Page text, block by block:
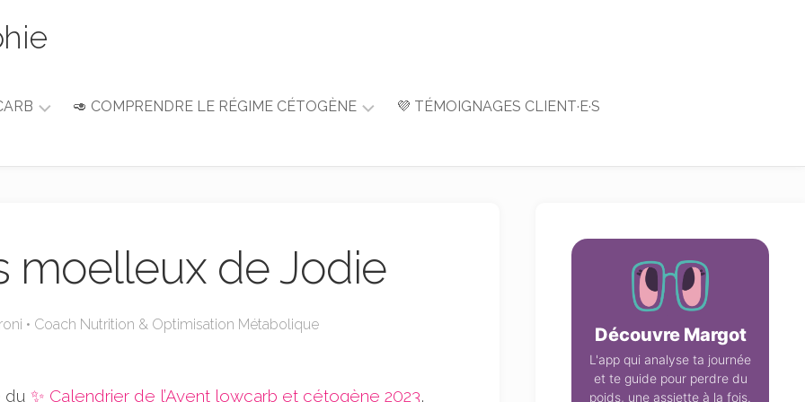
🥑 COMPRENDRE LE RÉGIME CÉTOGÈNE
Guide
Nutrition
💜 TÉMOIGNAGES CLIENT·E·S
moelleux de Jodie
• Coach Nutrition & Optimisation Métabolique
du ✨ Calendrier de l’Avent lowcarb et cétogène 2023,
Découvre Margot
L'app qui analyse ta journée
et te guide pour perdre du
poids, une assiette à la fois.